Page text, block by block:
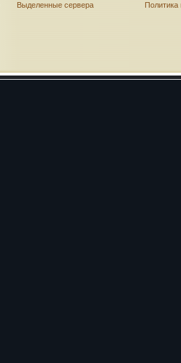
Выделенные сервера
Политика